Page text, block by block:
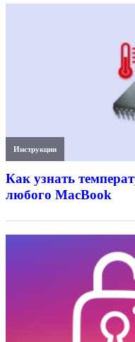
Инструкции
Как узнать
любого MacBook